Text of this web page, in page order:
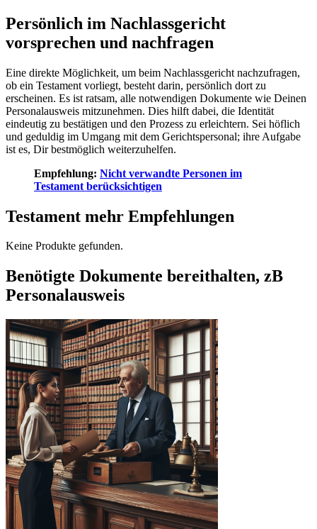
Persönlich im Nachlassgericht
vorsprechen und nachfragen
Eine direkte Möglichkeit, um beim Nachlassgericht nachzufragen,
ob ein Testament vorliegt, besteht darin, persönlich dort zu
erscheinen. Es ist ratsam, alle notwendigen Dokumente wie Deinen
Personalausweis mitzunehmen. Dies hilft dabei, die Identität
eindeutig zu bestätigen und den Prozess zu erleichtern. Sei höflich
und geduldig im Umgang mit dem Gerichtspersonal; ihre Aufgabe
ist es, Dir bestmöglich weiterzuhelfen.
Empfehlung: Nicht verwandte Personen im
Testament berücksichtigen
Testament mehr Empfehlungen
Keine Produkte gefunden.
Benötigte Dokumente bereithalten, zB
Personalausweis